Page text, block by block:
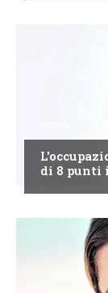
di 8 punti